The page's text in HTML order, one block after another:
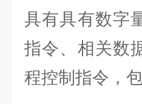
具有具有数字
指令、相关数
程控制指令，